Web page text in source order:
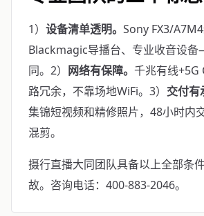
1） 设备清单透明。 Sony FX3/A7M4
Blackmagic导播台、专业收音设
同。2） 网络有保障。 千兆有线+5G
路冗余，不靠场地WiFi。3） 交付有
集锦短视频和精修照片，48小时内
混剪。
摄行直播大同团队具备以上全部条
故。咨询电话：400-883-2046。